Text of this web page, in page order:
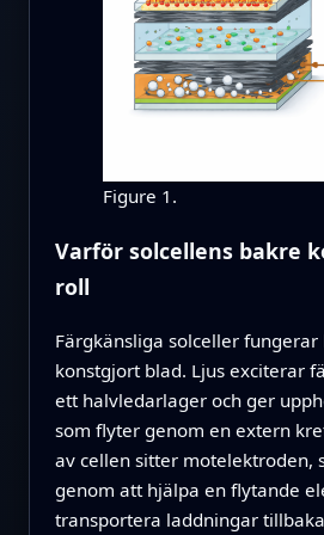
Figure 1.
Varför solcellens bakre
roll
Färgkänsliga solceller
konstgjort blad. Ljus exciterar
ett halvledarlager och ger
som flyter genom en extern
av cellen sitter motelektroden,
genom att hjälpa en flytande
transportera laddningar